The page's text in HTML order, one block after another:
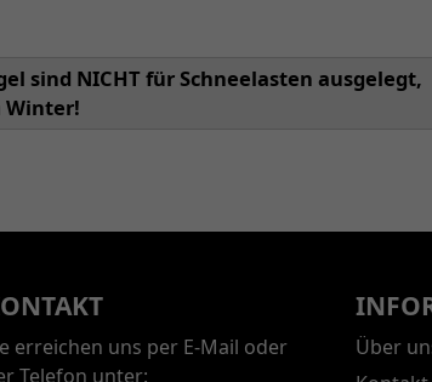
sind NICHT für Schneelasten ausgelegt,
Winter!
erreichen uns per E-Mail oder
Telefon unter:
Über